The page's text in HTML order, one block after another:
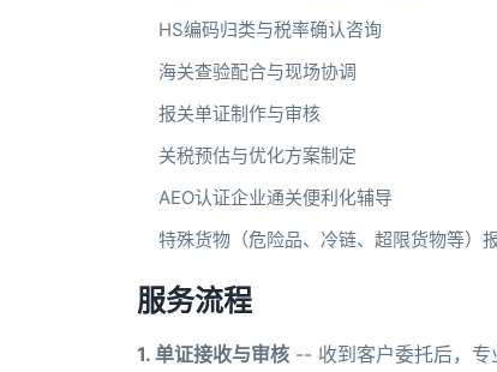
HS编码归类与税率确认咨询
海关查验配合与现场协调
报关单证制作与审核
关税预估与优化方案制定
AEO认证企业通关便利化辅导
特殊货物（危险品、冷链、超限货物等）
服务流程
1. 单证接收与审核 -- 收到客户委托后，专